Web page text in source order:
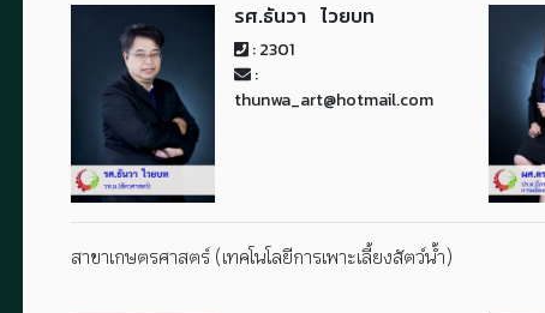
รศ.ธันวา ไวยบท
: 2301
:
thunwa_art@hotmail.com
สาขาเกษตรศาสตร์ (เทคโนโลยีการเพาะเลี้ยงสัตว์น้ำ)